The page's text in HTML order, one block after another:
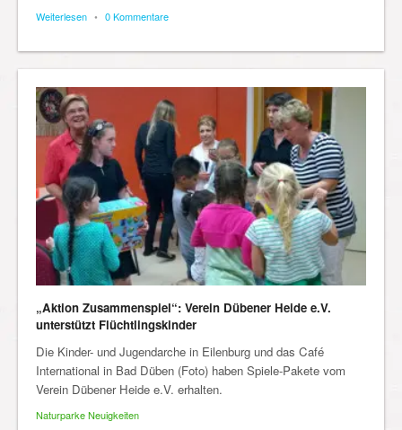
Weiterlesen • 0 Kommentare
„Aktion Zusammenspiel“: Verein Dübener Heide e.V.
unterstützt Flüchtlingskinder
Die Kinder- und Jugendarche in Eilenburg und das Café
International in Bad Düben (Foto) haben Spiele-Pakete vom
Verein Dübener Heide e.V. erhalten.
Naturparke Neuigkeiten